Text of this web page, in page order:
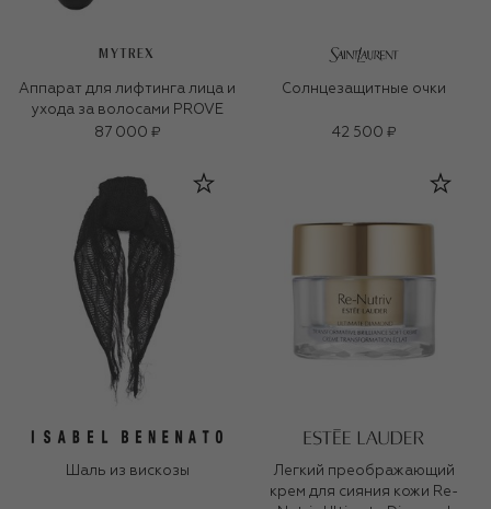
MYTREX
Аппарат для лифтинга лица и
ухода за волосами PROVE
87 000 ₽
Солнцезащитные очки
42 500 ₽
Шаль из вискозы
Легкий преображающий
крем для сияния кожи Re-